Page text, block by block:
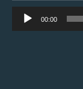
áudio
Tocador
de
00:00